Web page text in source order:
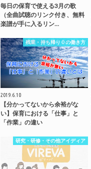
毎日の保育で使える3月の歌
（全曲試聴のリンク付き、無料
楽譜が手に入るリン…
残業・持ち帰り０の働き方
2019.6.10
【分かってないから余裕がな
い】保育における「仕事」と
「作業」の違い
研究・研修・その他アイディア